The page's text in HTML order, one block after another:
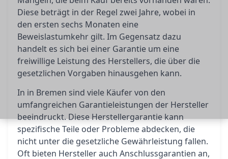
Diese beträgt in der Regel zwei Jahre, wobei in
den ersten sechs Monaten eine
Beweislastumkehr gilt. Im Gegensatz dazu
handelt es sich bei einer Garantie um eine
freiwillige Leistung des Herstellers, die über die
gesetzlichen Vorgaben hinausgehen kann.
In in Bremen sind viele Käufer von den
umfangreichen Garantieleistungen der Hersteller
beeindruckt. Diese Herstellergarantie kann
spezifische Teile oder Probleme abdecken, die
nicht unter die gesetzliche Gewährleistung fallen.
Oft bieten Hersteller auch Anschlussgarantien an,